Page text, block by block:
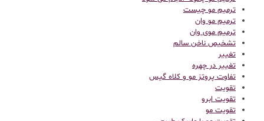
ترمیم مو چیست
ترمیم مو وان
ترمیم موی وان
تشخیص ناخن سالم
تغییر
تغییر در چهره
تفاوت پروتز مو و کلاه گیس
تقویت
تقویت ابرو
تقویت مو